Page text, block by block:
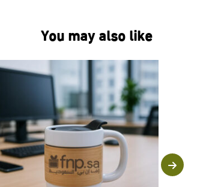
You may also like